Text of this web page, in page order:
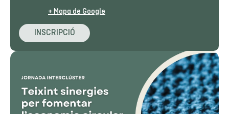
+ Mapa de Google
INSCRIPCIÓ